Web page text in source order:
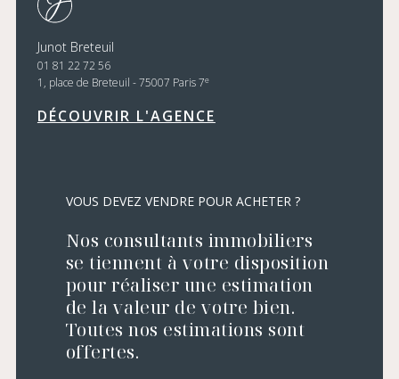
Junot Breteuil
01 81 22 72 56
1, place de Breteuil - 75007 Paris 7e
DÉCOUVRIR L'AGENCE
VOUS DEVEZ VENDRE POUR ACHETER ?
Nos consultants immobiliers
se tiennent à votre disposition
pour réaliser une estimation
de la valeur de votre bien.
Toutes nos estimations sont
offertes.